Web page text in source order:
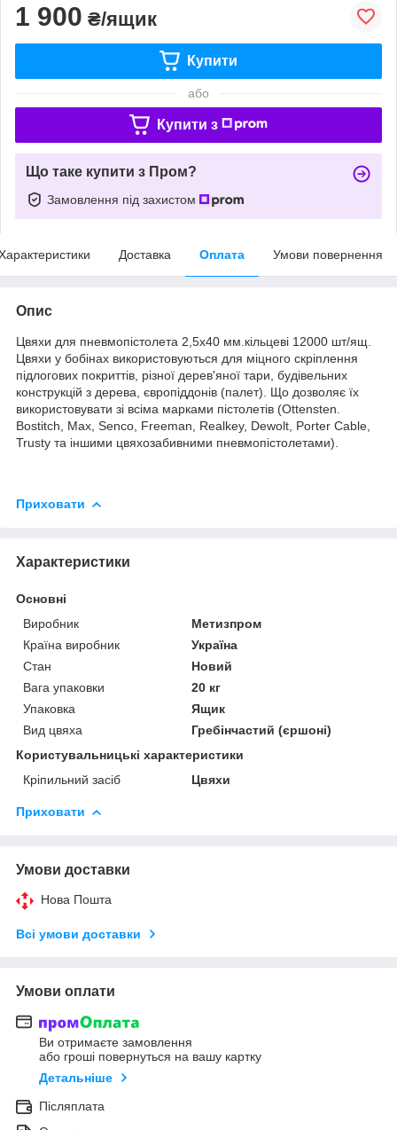
1 900 ₴/ящик
Купити
або
Купити з
Що таке купити з Пром?
Замовлення під захистом
Доставка Оплата Умови повернення
Опис
Цвяхи для пневмопістолета 2,5х40 мм.кільцеві 12000 шт/ящ.
Цвяхи у бобінах використовуються для міцного скріплення
підлогових покриттів, різної дерев'яної тари, будівельних
конструкцій з дерева, європіддонів (палет). Що дозволяє їх
використовувати зі всіма марками пістолетів (Ottensten.
Bostitch, Max, Senco, Freeman, Realkey, Dewolt, Porter Cable,
Trusty та іншими цвяхозабивними пневмопістолетами).
Приховати
Характеристики
Основні
Виробник
Метизпром
Країна виробник
Україна
Стан
Новий
Вага упаковки
20 кг
Упаковка
Ящик
Вид цвяха
Гребінчастий (єршоні)
Користувальницькі характеристики
Кріпильний засіб
Цвяхи
Приховати
Умови доставки
Нова Пошта
Всі умови доставки
Умови оплати
Ви отримаєте замовлення
або гроші повернуться на вашу картку
Детальніше
Післяплата